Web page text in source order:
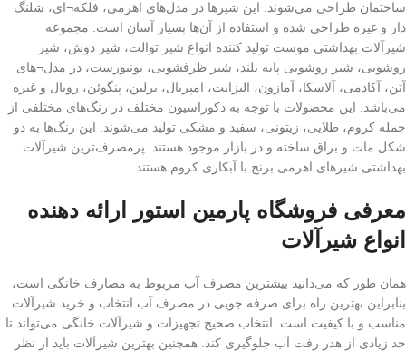
ساختمان طراحی می‌شوند. این شیرها در مدل‌های اهرمی، فلکه¬ای، شلنگ
دار و غیره طراحی شده و استفاده از آن‌ها بسیار آسان است. مجموعه
شیرآلات بهداشتی موست تولید کننده انواع شیر توالت، شیر دوش، شیر
روشویی، شیر روشویی پایه بلند، شیر ظرفشویی، یونیورست، در مدل¬های
آتن، آکادمی، آلاسکا، آمازون، الیزابت، امپریال، برلین، پنگوئن، رویال و غیره
می‌باشد. این محصولات با توجه به دکوراسیون مختلف در رنگ‌های مختلفی از
جمله کروم، طلایی، زیتونی، سفید و مشکی تولید می‌شوند. این رنگ‌ها به دو
شکل مات و براق ساخته و در بازار موجود هستند. پرمصرف‌ترین شیرآلات
بهداشتی شیرهای اهرمی برنج با آبکاری کروم هستند.
معرفی فروشگاه پارمین استور ارائه دهنده
انواع شیرآلات
همان طور که می‌دانید بیشترین مصرف آب مربوط به مصارف خانگی است،
بنابراین بهترین راه برای صرفه جویی در مصرف آب انتخاب و خرید شیرآلات
مناسب و با کیفیت است. انتخاب صحیح تجهیزات و شیرآلات خانگی می‌تواند تا
حد زیادی از هدر رفت آب جلوگیری کند. همچنین بهترین شیرآلات باید از نظر